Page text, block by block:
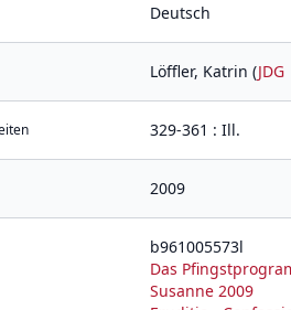
Deutsch
Löffler, Katrin (JDG
329-361 : Ill.
2009
b961005573l
Das
Susanne 2009